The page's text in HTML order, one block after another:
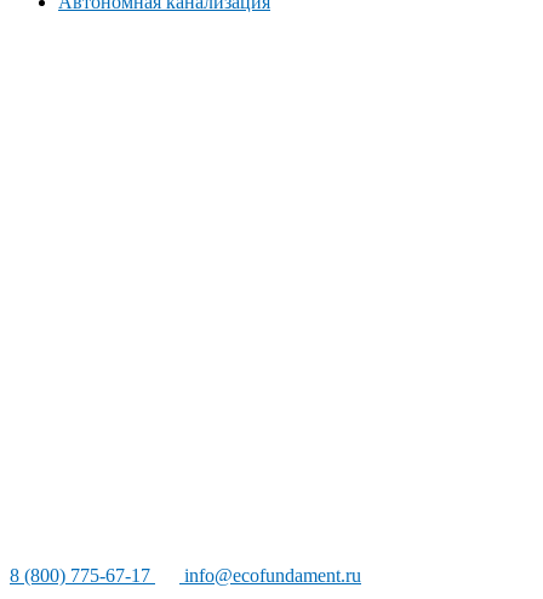
8 (800) 775-67-17 info@ecofundament.ru